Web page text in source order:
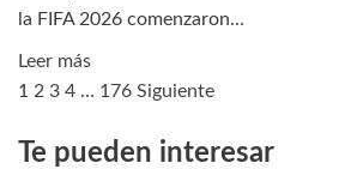
la FIFA 2026 comenzaron...
Leer másLeer
más
Así
Paginación
de
1 2 3 4 … 176 Siguiente
Te pueden interesar